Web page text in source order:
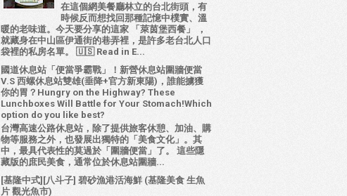
在這個網美餐廳林立的台北街頭，有
時候反而想找回那種記憶中樸實、溫
暖的老味道。今天要分享的這家 「萊茵堡西餐」 ，
就藏身在中山區伊通街的巷弄裡，是許多老台北人口
袋裡的私房名單。 🇺🇸 Read in E...
國道休息站「便當爭霸戰」！新營休息站圍牆便當
V.S 西螺休息站雙雄(垂降+官方新東陽)，誰能擄獲
你的胃？Hungry on the Highway? These
Lunchboxes Will Battle for Your Stomach!Which
option do you like best?
台灣高速公路休息站，除了提供旅客休憩、加油、購
物等服務之外，也發展出獨特的「美食文化」。其
中，最具代表性的莫過於「圍牆便當」了。 這些隱
藏版的庶民美食，通常位於休息站圍牆...
[基隆中式][八斗子] 碧砂漁港活海鮮 (基隆美食 生魚
片 觀光魚市)